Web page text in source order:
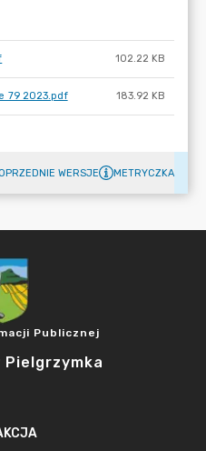
102.22 KB
79 2023.pdf 183.92 KB
WERSJE METRYCZKA
Publicznej
Pielgrzymka